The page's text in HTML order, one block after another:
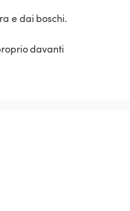
e dai boschi.
davanti